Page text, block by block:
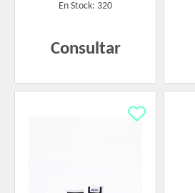
En Stock: 320
Consultar